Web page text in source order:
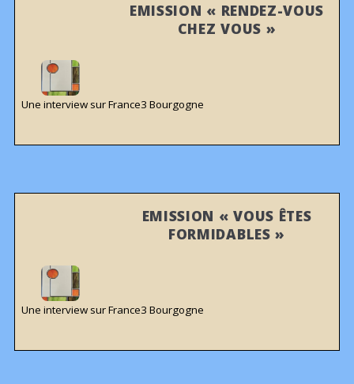
EMISSION « RENDEZ-VOUS
CHEZ VOUS »
Une interview sur France3 Bourgogne
EMISSION « VOUS ÊTES
FORMIDABLES »
Une interview sur France3 Bourgogne